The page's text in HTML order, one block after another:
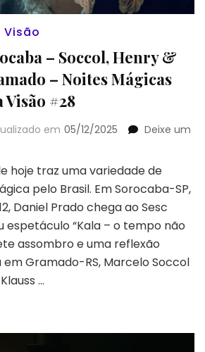
Visão
– Soccol, Henry &
– Noites Mágicas
Visão #28
em 05/12/2025
Deixe um
hoje traz uma variedade de
pelo Brasil. Em Sorocaba-SP,
Daniel Prado chega ao Sesc
espetáculo “Kala – o tempo não
assombro e uma reflexão
Gramado-RS, Marcelo Soccol
…